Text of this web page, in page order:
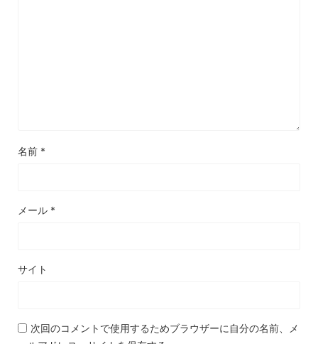
名前 *
メール *
サイト
次回のコメントで使用するためブラウザーに自分の名前、メ